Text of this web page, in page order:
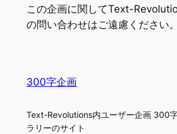
この企画に関してText-
の問い合わせはご遠慮ください。
300字企画
Text-Revolutions内ユーザー企画 300
ラリーのサイト